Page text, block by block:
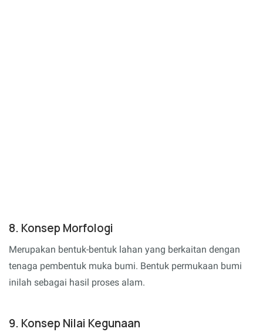
8. Konsep Morfologi
Merupakan bentuk-bentuk lahan yang berkaitan dengan
tenaga pembentuk muka bumi. Bentuk permukaan bumi
inilah sebagai hasil proses alam.
9. Konsep Nilai Kegunaan